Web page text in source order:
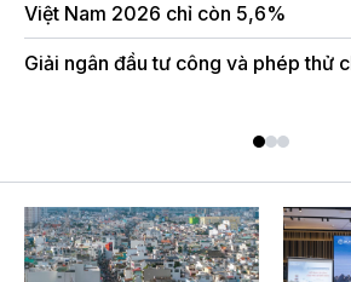
Việt Nam 2026 chỉ còn 5,6%
Giải ngân đầu tư công và phép thử